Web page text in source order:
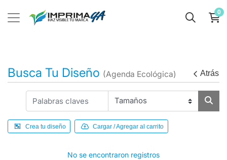
0
Busca Tu Diseño (Agenda Ecológica) Atrás
Crea tu diseño Cargar / Agregar al carrito
No se encontraron registros